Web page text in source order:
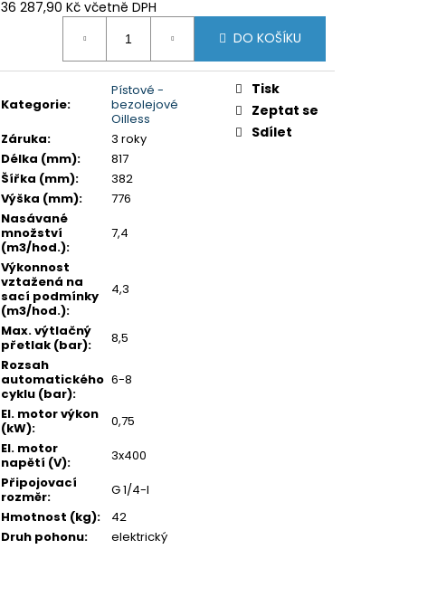
36 287,90 Kč včetně DPH
DO KOŠÍKU
Kategorie:
Pístové -
bezolejové
Oilless
Záruka:
3 roky
Délka (mm):
817
Šířka (mm):
382
Výška (mm):
776
Nasávané
množství
(m3/hod.):
7,4
Výkonnost
vztažená na
sací podmínky
(m3/hod.):
4,3
Max. výtlačný
přetlak (bar):
8,5
Rozsah
automatického
cyklu (bar):
6-8
El. motor výkon
(kW):
0,75
El. motor
napětí (V):
3x400
Připojovací
rozměr:
G 1/4-I
Hmotnost (kg):
42
Druh pohonu: elektrický
Tisk
Zeptat se
Sdílet